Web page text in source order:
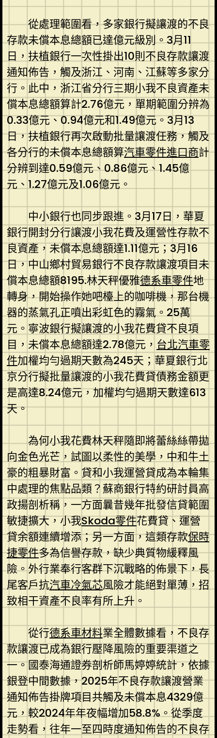
從處理範圍看，多家銀行擬讓渡的不良
存款未償本息總額已達億元級別。3月11
日，扶植銀行一次性掛出10則不良存款讓渡
通知佈告，觸及浙江、河南、江蘇等多家分
行。此中，浙江省分行三期小我不良資產未
償本息總額算計2.76億元，單期範圍分辨為
0.33億元、0.94億元和1.49億元。3月13
日，扶植銀行再次啟動批量讓渡任務，觸及
各分行的未償本息總額算汽車零件進口商計
分辨到達0.59億元、0.86億元、1.45億
元、1.27億元及1.06億元。
中小銀行也同步跟進。3月17日，華夏
銀行開封分行讓渡小我花費及運營性存款不
良資產，未償本息總額達1.11億元；3月16
日，中山鄉村貿易銀行不良存款讓渡項目未
償本息總額8195.林天秤優雅德系車零件地
轉身，開始操作她吧檯上的咖啡機，那台機
器的蒸氣孔正噴出彩虹色的霧氣。25萬
元。寧波銀行擬讓渡的小我花費貸不良項
目，未償本息總額達2.78億元， 台北汽車零
件加權均勻過期天數為245天；華夏銀行北
京分行擬批量讓渡的小我花費貸債務金額更
是高達8.24億元，加權均勻過期天數達613
天。
為何小我花費林天秤隨即將蕾絲絲帶拋
向金色光芒，試圖以柔性的美學，中和牛土
豪的粗暴財富。貸和小我運營貸成為本輪集
中處理的焦點品類？蘇商銀行特約研討員高
政揚剖析稱，一方面曩昔幾年批發信貸範圍
敏捷擴大，小我Skoda零件花費貸、運營
貸余額連續增添；另一方面，這類存款保時
捷零件多為信譽存款，缺少典質物緩釋風
險。外行業奉行客群下沉戰略的佈景下，長
尾客戶抗汽車冷氣芯風險才能絕對單薄，招
致相干資產不良率有所上升。
從行德系車材料業全體數據看，不良存
款讓渡已成為銀行壓降風險的重要渠道之
一。國泰海通證券剖析師馬婷婷統計，依據
銀登中間數據，2025年不良存款讓渡營業
通知佈告掛牌項目共觸及未償本息4329億
元，較2024年年夜幅增加58.8%。從季度
走勢看，往年一至四時度通知佈告的不良存